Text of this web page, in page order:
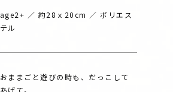
age2+ ／ 約28ｘ20cm ／ ポリエス
テル
おままごと遊びの時も、だっこして
あげて。